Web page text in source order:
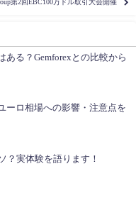
第2回EBC100万ドル取引大会開催
ある？Gemforexとの比較から
ーロ相場への影響・注意点を
？実体験を語ります！